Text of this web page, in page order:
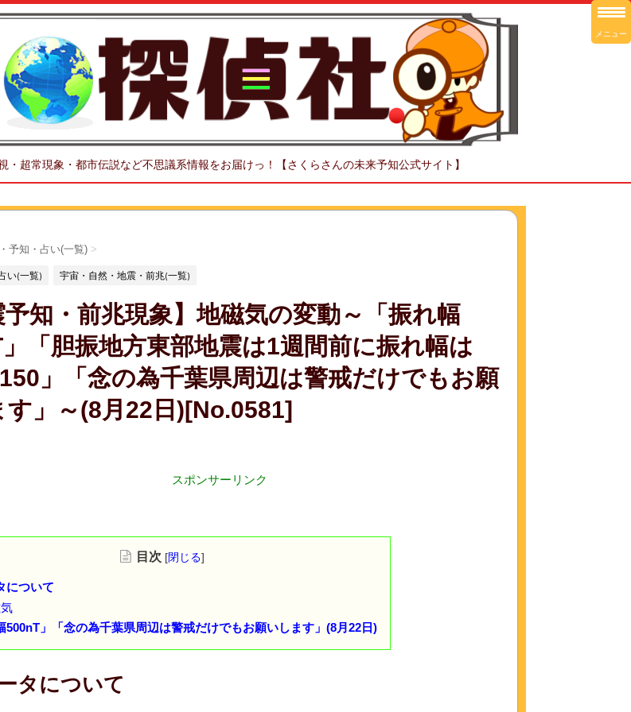
超常現象・都市伝説など不思議系情報をお届けっ！【さくらさんの未来予知公式サイト】
予知・占い(一覧) >
い(一覧) 宇宙・自然・地震・前兆(一覧)
予知・前兆現象】地磁気の変動～「振れ幅
「胆振地方東部地震は1週間前に振れ幅は
」「念の為千葉県周辺は警戒だけでもお願
す」～(8月22日)[No.0581]
スポンサーリンク
目次 [閉じる]
について
500nT」「念の為千葉県周辺は警戒だけでもお願いします」(8月22日)
タについて
メニュー